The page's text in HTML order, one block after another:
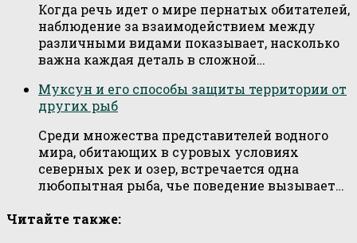
Когда речь идет о мире пернатых обитателей,
наблюдение за взаимодействием между
различными видами показывает, насколько
важна каждая деталь в сложной…
Муксун и его способы защиты территории от
других рыб
Среди множества представителей водного
мира, обитающих в суровых условиях
северных рек и озер, встречается одна
любопытная рыба, чье поведение вызывает…
Читайте также: